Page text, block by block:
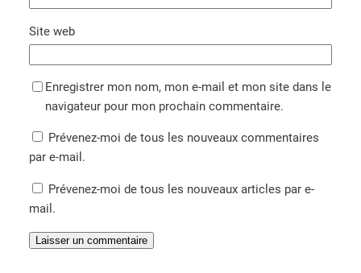
Site web
Enregistrer mon nom, mon e-mail et mon site dans le
navigateur pour mon prochain commentaire.
Prévenez-moi de tous les nouveaux commentaires
par e-mail.
Prévenez-moi de tous les nouveaux articles par e-
mail.